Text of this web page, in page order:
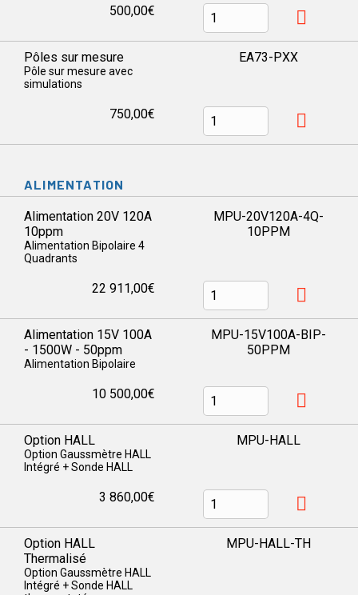
500,00€
Pôles sur mesure
Pôle sur mesure avec
simulations
EA73-PXX
750,00€
ALIMENTATION
Alimentation 20V 120A
10ppm
Alimentation Bipolaire 4
Quadrants
MPU-20V120A-4Q-
10PPM
22 911,00€
Alimentation 15V 100A
- 1500W - 50ppm
Alimentation Bipolaire
MPU-15V100A-BIP-
50PPM
10 500,00€
Option HALL
Option Gaussmètre HALL
Intégré + Sonde HALL
MPU-HALL
3 860,00€
Option HALL
Thermalisé
Option Gaussmètre HALL
Intégré + Sonde HALL
MPU-HALL-TH